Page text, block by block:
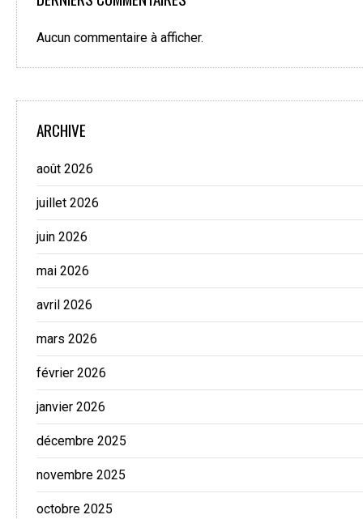
Aucun commentaire à afficher.
ARCHIVE
août 2026
juillet 2026
juin 2026
mai 2026
avril 2026
mars 2026
février 2026
janvier 2026
décembre 2025
novembre 2025
octobre 2025